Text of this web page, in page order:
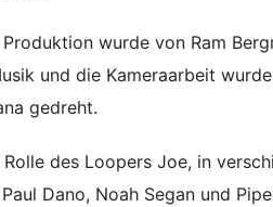
wurde von Ram
und die Kameraarbeit
gedreht.
des Loopers Joe, in
Dano, Noah Segan und